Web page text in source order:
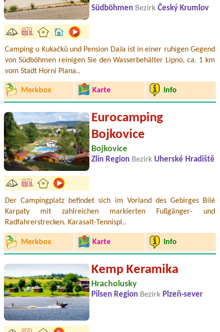
Südböhmen Bezirk Český Krumlov
Camping u Kukačků und Pension DaJa ist in einer ruhigen Gegend
von Südböhmen reinigen Sie den Wasserbehälter Lipno, ca. 1 km
vom Stadt Horni Plana..
Merkbox Karte Info
Eurocamping
Bojkovice
Bojkovice
Zlín Region Bezirk Uherské Hradiště
Der Campingplatz befindet sich im Vorland des Gebirges Bílé
Karpaty mit zahlreichen markierten Fußgänger- und
Radfahrerstrecken. Karasalt-Tennispl..
Merkbox Karte Info
Kemp Keramika
Hracholusky
Pilsen Region Bezirk Plzeň-sever